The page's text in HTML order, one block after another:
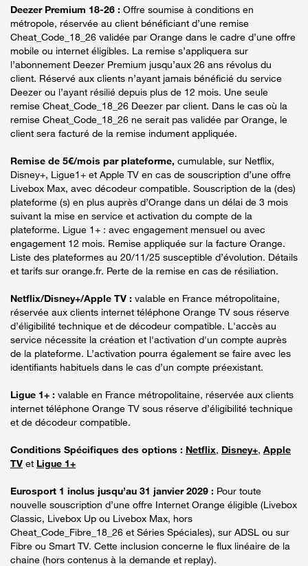
Deezer Premium 18-26 : Offre soumise à conditions en
métropole, réservée au client bénéficiant d’une remise
Cheat_Code_18_26 validée par Orange dans le cadre d’une offre
mobile ou internet éligibles. La remise s’appliquera sur
l’abonnement Deezer Premium jusqu’aux 26 ans révolus du
client. Réservé aux clients n’ayant jamais bénéficié du service
Deezer ou l’ayant résilié depuis plus de 12 mois. Une seule
remise Cheat_Code_18_26 Deezer par client. Dans le cas où la
remise Cheat_Code_18_26 ne serait pas validée par Orange, le
client sera facturé de la remise indument appliquée.
Remise de 5€/mois par plateforme, cumulable, sur Netflix,
Disney+, Ligue1+ et Apple TV en cas de souscription d’une offre
Livebox Max, avec décodeur compatible. Souscription de la (des)
plateforme (s) en plus auprès d’Orange dans un délai de 3 mois
suivant la mise en service et activation du compte de la
plateforme. Ligue 1+ : avec engagement mensuel ou avec
engagement 12 mois. Remise appliquée sur la facture Orange.
Liste des plateformes au 20/11/25 susceptible d’évolution. Détails
et tarifs sur orange.fr. Perte de la remise en cas de résiliation.
Netflix/Disney+/Apple TV : valable en France métropolitaine,
réservée aux clients internet téléphone Orange TV sous réserve
d’éligibilité technique et de décodeur compatible. L'accès au
service nécessite la création et l'activation d'un compte auprès
de la plateforme. L’activation pourra également se faire avec les
identifiants habituels dans le cas d’un compte préexistant.
Ligue 1+ : valable en France métropolitaine, réservée aux clients
internet téléphone Orange TV sous réserve d’éligibilité technique
et de décodeur compatible.
Conditions Spécifiques des options : Netflix, Disney+, Apple
TV et Ligue 1+
Eurosport 1 inclus jusqu’au 31 janvier 2029 : Pour toute
nouvelle souscription d’une offre Internet Orange éligible (Livebox
Classic, Livebox Up ou Livebox Max, hors
Cheat_Code_Fibre_18_26 et Séries Spéciales), sur ADSL ou sur
Fibre ou Smart TV. Cette inclusion concerne le flux linéaire de la
chaine (hors contenus à la demande et replay).